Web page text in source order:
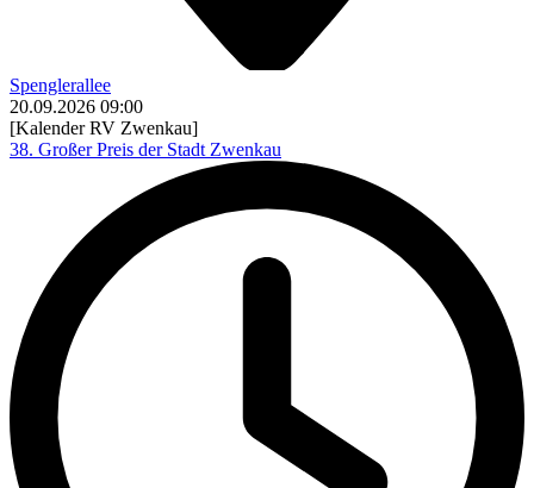
Spenglerallee
20.09.2026 09:00
[Kalender RV Zwenkau]
38. Großer Preis der Stadt Zwenkau